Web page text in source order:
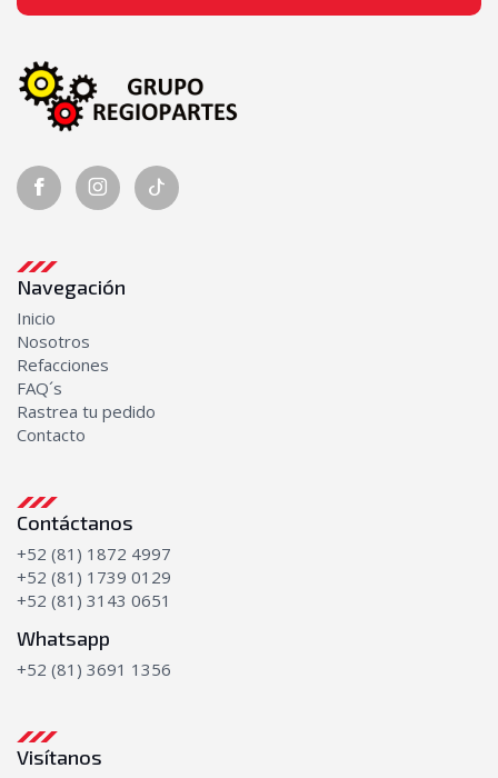
Navegación
Inicio
Nosotros
Refacciones
FAQ´s
Rastrea tu pedido
Contacto
Contáctanos
+52 (81) 1872 4997
+52 (81) 1739 0129
+52 (81) 3143 0651
Whatsapp
+52 (81) 3691 1356
Visítanos